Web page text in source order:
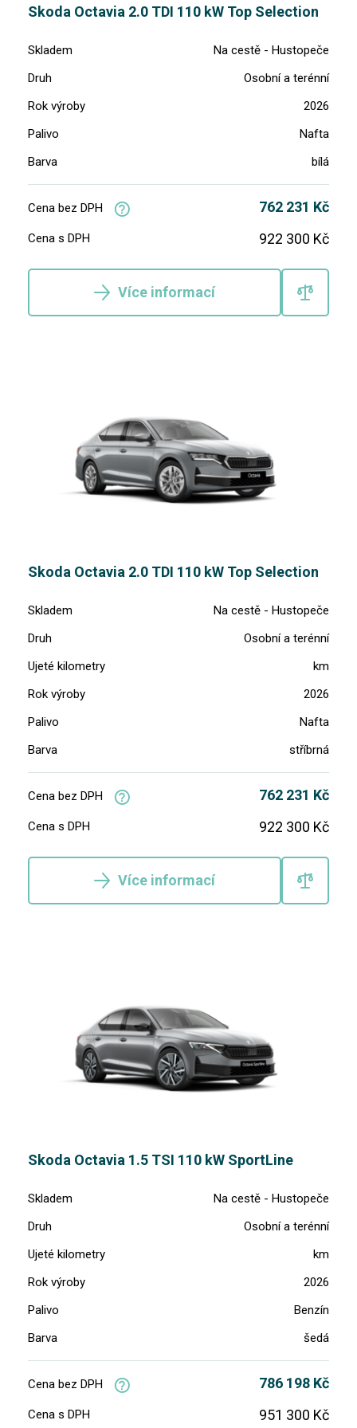
Skoda Octavia 2.0 TDI 110 kW Top Selection
Skladem
Na cestě - Hustopeče
Druh
Osobní a terénní
Rok výroby
2026
Palivo
Nafta
Barva
bílá
Cena bez DPH 762 231 Kč
Cena s DPH 922 300 Kč
Více informací
Skoda Octavia 2.0 TDI 110 kW Top Selection
Skladem
Na cestě - Hustopeče
Druh
Osobní a terénní
Ujeté kilometry
km
Rok výroby
2026
Palivo
Nafta
Barva
stříbrná
Cena bez DPH 762 231 Kč
Cena s DPH 922 300 Kč
Více informací
Skoda Octavia 1.5 TSI 110 kW SportLine
Skladem
Na cestě - Hustopeče
Druh
Osobní a terénní
Ujeté kilometry
km
Rok výroby
2026
Palivo
Benzín
Barva
šedá
Cena bez DPH 786 198 Kč
Cena s DPH 951 300 Kč